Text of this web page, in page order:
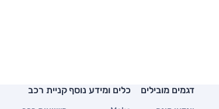
דגמים מובילים כלים ומידע נוסף קניית רכב